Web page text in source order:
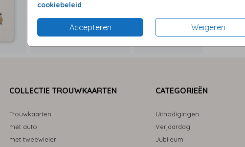
cookiebeleid.
Accepteren Weigeren
COLLECTIE TROUWKAARTEN
Trouwkaarten
met auto
met tweewieler
CATEGORIEËN
Uitnodigingen
Verjaardag
Jubileum